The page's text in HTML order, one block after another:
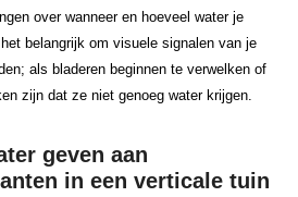
over wanneer en hoeveel water je
belangrijk om visuele signalen van je
als bladeren beginnen te verwelken of
zijn dat ze niet genoeg water krijgen.
geven aan
in een verticale tuin